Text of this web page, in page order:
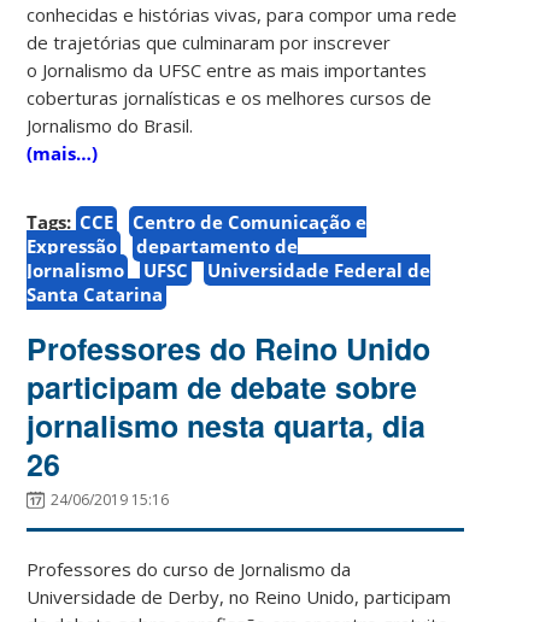
conhecidas e histórias vivas, para compor uma rede
de trajetórias que culminaram por inscrever
o Jornalismo da UFSC entre as mais importantes
coberturas jornalísticas e os melhores cursos de
Jornalismo do Brasil.
(mais…)
Tags: CCE
Centro de Comunicação e
Expressão
departamento de
Jornalismo
UFSC
Universidade Federal de
Santa Catarina
Professores do Reino Unido
participam de debate sobre
jornalismo nesta quarta, dia
26
24/06/2019 15:16
Professores do curso de Jornalismo da
Universidade de Derby, no Reino Unido, participam